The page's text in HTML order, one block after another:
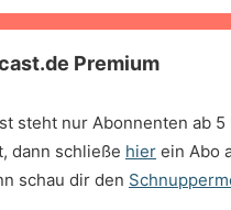
Premium
steht nur Abonnenten ab
dann schließe hier ein Abo
schau dir den